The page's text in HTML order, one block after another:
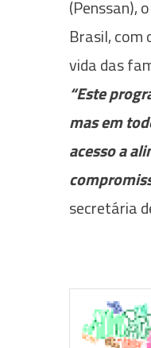
(Penssan),
Brasil, com
vida das
“Este
mas em
acesso a
secretária